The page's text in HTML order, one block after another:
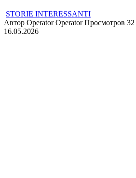
STORIE INTERESSANTI
Автор Operator Operator Просмотров 32
16.05.2026